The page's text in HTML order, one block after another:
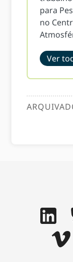
para
no
Ver